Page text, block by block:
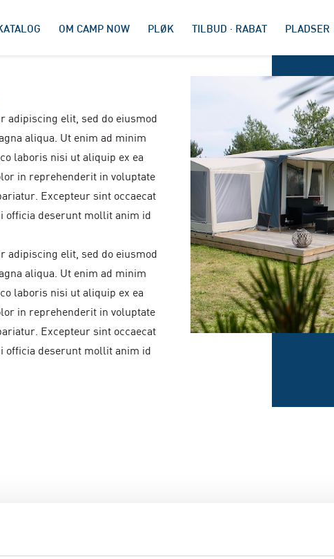
OM CAMP NOW PLØK TILBUD · RABAT PLADSER
adipiscing elit, sed do eiusmod
aliqua. Ut enim ad minim
laboris nisi ut aliquip ex ea
in reprehenderit in voluptate
Excepteur sint occaecat
officia deserunt mollit anim id
adipiscing elit, sed do eiusmod
aliqua. Ut enim ad minim
laboris nisi ut aliquip ex ea
in reprehenderit in voluptate
Excepteur sint occaecat
officia deserunt mollit anim id